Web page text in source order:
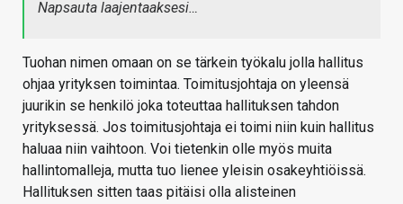
Napsauta laajentaaksesi…
Tuohan nimen omaan on se tärkein työkalu jolla hallitus
ohjaa yrityksen toimintaa. Toimitusjohtaja on yleensä
juurikin se henkilö joka toteuttaa hallituksen tahdon
yrityksessä. Jos toimitusjohtaja ei toimi niin kuin hallitus
haluaa niin vaihtoon. Voi tietenkin olle myös muita
hallintomalleja, mutta tuo lienee yleisin osakeyhtiöissä.
Hallituksen sitten taas pitäisi olla alisteinen